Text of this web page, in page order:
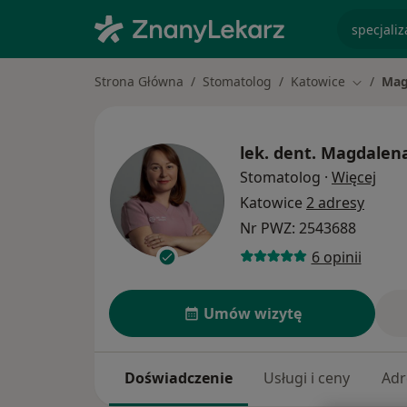
Strona Główna Stomatolog Katowice Zmień
lek. dent.
Stomatolog · Więcej
Katowice 2 adresy
Nr PWZ: 2543688
6 opinii
Umów wizytę
Doświadczenie Usługi i ceny